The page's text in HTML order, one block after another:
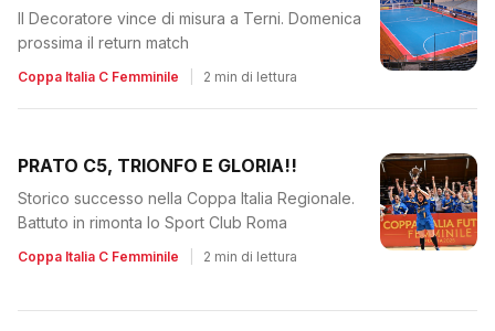
Il Decoratore vince di misura a Terni. Domenica
prossima il return match
Coppa Italia C Femminile 2 min di lettura
PRATO C5, TRIONFO E GLORIA!!
Storico successo nella Coppa Italia Regionale.
Battuto in rimonta lo Sport Club Roma
Coppa Italia C Femminile 2 min di lettura